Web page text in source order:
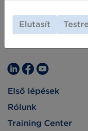
Első lépések
Rólunk
Training Center
Elutasít